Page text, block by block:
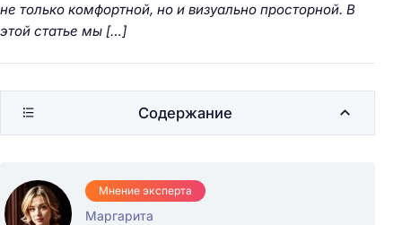
не только комфортной, но и визуально просторной. В
этой статье мы […]
Мнение эксперта
Маргарита
Содержание